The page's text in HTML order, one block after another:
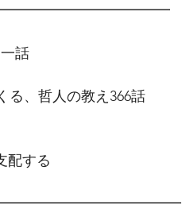
話
る、哲人の教え366話
配する